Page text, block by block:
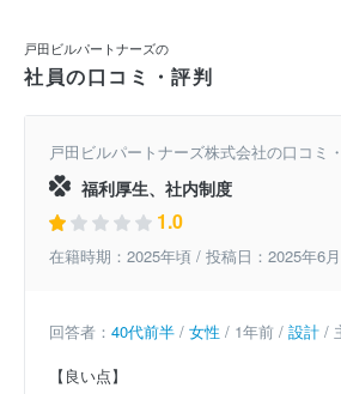
戸田ビルパートナーズの
社員の口コミ・評判
戸田ビルパートナーズ株式会社の口コミ
福利厚生、社内制度
1.0
在籍時期：2025年頃 / 投稿日：2025年6
回答者： 40代前半 / 女性 / 1年前 / 設計 /
【良い点】